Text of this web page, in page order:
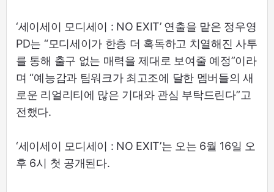
‘세이세이 모디세이 : NO EXIT’ 연출을 맡은 정우영
PD는 “모디세이가 한층 더 혹독하고 치열해진 사투
를 통해 출구 없는 매력을 제대로 보여줄 예정”이라
며 “예능감과 팀워크가 최고조에 달한 멤버들의 새
로운 리얼리티에 많은 기대와 관심 부탁드린다”고
전했다.
‘세이세이 모디세이 : NO EXIT’는 오는 6월 16일 오
후 6시 첫 공개된다.